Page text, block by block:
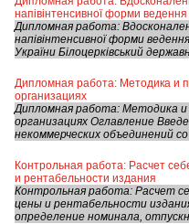
напівінтенсивної форми
Дипломная работа:
напівінтенсивної форми
України Білоцерківський
Дипломная работа: Методика и
организациях
Дипломная работа: Методика и
организациях Оглавление
некоммерческих объединений
Контрольная работа: Расчет
и рентабельности издания
Контрольная работа: Расчет
цены и рентабельности
определение номинала,